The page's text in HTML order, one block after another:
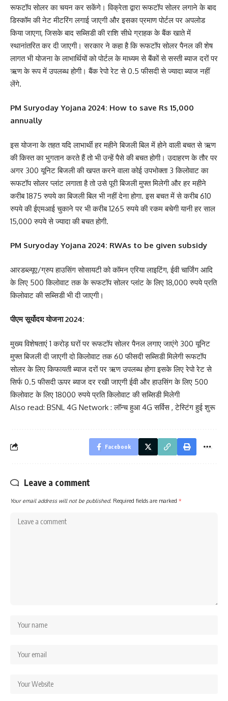
रूफटॉप सोलर का चयन कर सकेंगे। विक्रेता द्वारा रूफटॉप सोलर लगाने के बाद
डिस्कॉम की नेट मीटरिंग लगाई जाएगी और इसका प्रमाण पोर्टल पर अपलोड
किया जाएगा, जिसके बाद सब्सिडी की राशि सीधे ग्राहक के बैंक खाते में
स्थानांतरित कर दी जाएगी। सरकार ने कहा है कि रूफटॉप सोलर पैनल की शेष
लागत भी योजना के लाभार्थियों को पोर्टल के माध्यम से बैंकों से सस्ती ब्याज दरों पर
ऋण के रूप में उपलब्ध होगी। बैंक रेपो रेट से 0.5 फीसदी से ज्यादा ब्याज नहीं
लेंगे.
PM Suryoday Yojana 2024: How to save Rs 15,000
annually
इस योजना के तहत यदि लाभार्थी हर महीने बिजली बिल में होने वाली बचत से ऋण
की किस्त का भुगतान करते हैं तो भी उन्हें पैसे की बचत होगी। उदाहरण के तौर पर
अगर 300 यूनिट बिजली की खपत करने वाला कोई उपभोक्ता 3 किलोवाट का
रूफटॉप सोलर प्लांट लगाता है तो उसे पूरी बिजली मुफ्त मिलेगी और हर महीने
करीब 1875 रुपये का बिजली बिल भी नहीं देना होगा. इस बचत में से करीब 610
रुपये की ईएमआई चुकाने पर भी करीब 1265 रुपये की रकम बचेगी यानी हर साल
15,000 रुपये से ज्यादा की बचत होगी.
PM Suryoday Yojana 2024: RWAs to be given subsidy
आरडब्ल्यूए/ग्रुप हाउसिंग सोसायटी को कॉमन एरिया लाइटिंग, ईवी चार्जिंग आदि
के लिए 500 किलोवाट तक के रूफटॉप सोलर प्लांट के लिए 18,000 रुपये प्रति
किलोवाट की सब्सिडी भी दी जाएगी।
पीएम सूर्योदय योजना 2024:
मुख्य विशेषताएं 1 करोड़ घरों पर रूफटॉप सोलर पैनल लगाए जाएंगे 300 यूनिट
मुफ्त बिजली दी जाएगी दो किलोवाट तक 60 फीसदी सब्सिडी मिलेगी रूफटॉप
सोलर के लिए किफायती ब्याज दरों पर ऋण उपलब्ध होगा इसके लिए रेपो रेट से
सिर्फ 0.5 फीसदी ऊपर ब्याज दर रखी जाएगी ईवी और हाउसिंग के लिए 500
किलोवाट के लिए 18000 रुपये प्रति किलोवाट की सब्सिडी मिलेगी
Also read: BSNL 4G Network : लॉन्च हुआ 4G सर्विस , टेस्टिंग हुई शुरू
Facebook
Leave a comment
Your email address will not be published. Required fields are marked *